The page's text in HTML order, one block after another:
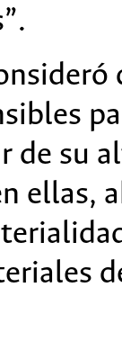
de su
ellas,